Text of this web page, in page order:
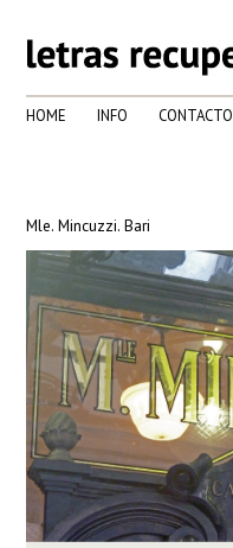
HOME INFO CONTACTO
Mle. Mincuzzi. Bari